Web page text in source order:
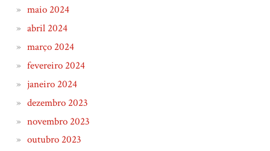
maio 2024
abril 2024
março 2024
fevereiro 2024
janeiro 2024
dezembro 2023
novembro 2023
outubro 2023